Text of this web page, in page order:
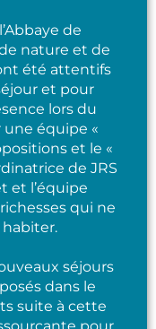
de
nature et de
été attentifs
et pour
lors du
équipe «
et le «
de JRS
et l’équipe
qui ne
séjours
dans le
suite à cette